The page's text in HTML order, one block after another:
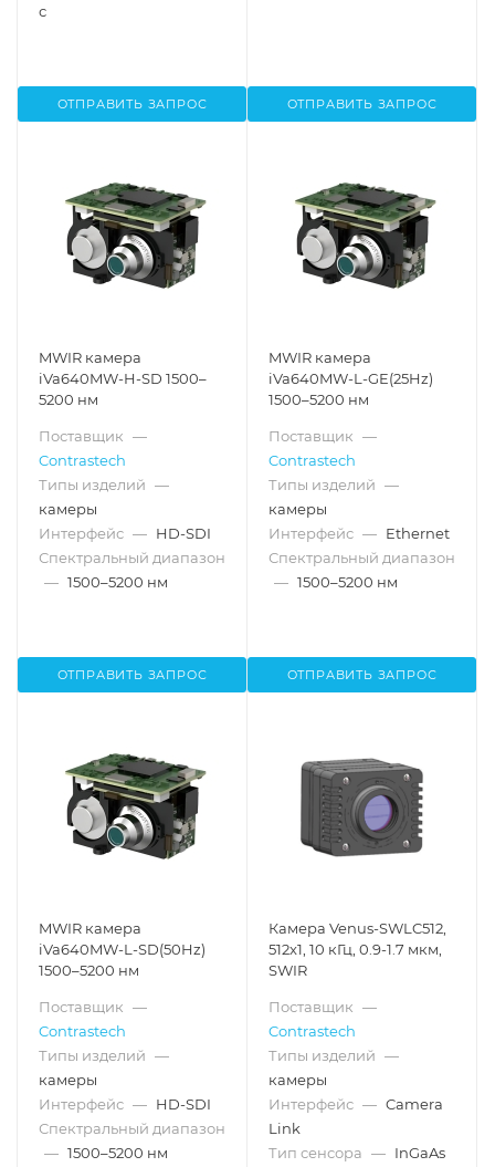
с
ОТПРАВИТЬ ЗАПРОС ОТПРАВИТЬ ЗАПРОС
MWIR камера
iVa640MW-H-SD 1500–
5200 нм
Поставщик —
Contrastech
Типы изделий —
камеры
Интерфейс — HD-SDI
Спектральный диапазон
— 1500–5200 нм
ОТПРАВИТЬ ЗАПРОС
MWIR камера
iVa640MW-L-GE(25Hz)
1500–5200 нм
Поставщик —
Contrastech
Типы изделий —
камеры
Интерфейс — Ethernet
Спектральный диапазон
— 1500–5200 нм
ОТПРАВИТЬ ЗАПРОС
MWIR камера
iVa640MW-L-SD(50Hz)
1500–5200 нм
Поставщик —
Contrastech
Типы изделий —
камеры
Интерфейс — HD-SDI
Спектральный диапазон
— 1500–5200 нм
Камера Venus-SWLC512,
512x1, 10 кГц, 0.9-1.7 мкм,
SWIR
Поставщик —
Contrastech
Типы изделий —
камеры
Интерфейс — Camera
Link
Тип сенсора — InGaAs